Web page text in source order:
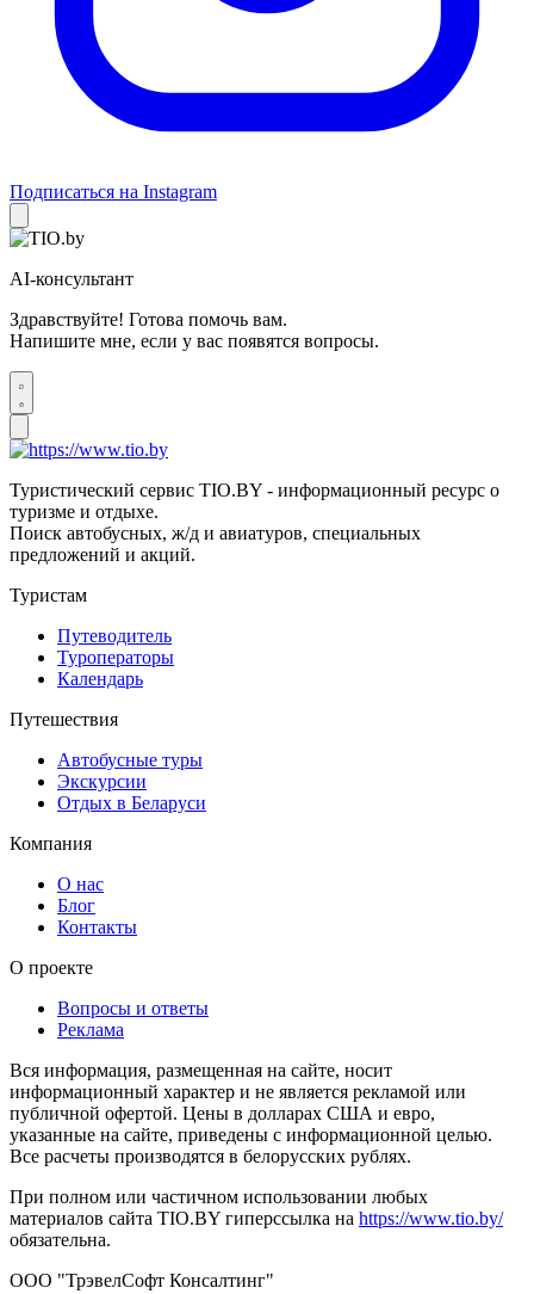
Подписаться на Instagram
AI-консультант
Здравствуйте! Готова помочь вам.
Напишите мне, если у вас появятся вопросы.
Туристический сервис TIO.BY - информационный ресурс о
туризме и отдыхе.
Поиск автобусных, ж/д и авиатуров, специальных
предложений и акций.
Туристам
Путеводитель
Туроператоры
Календарь
Путешествия
Автобусные туры
Экскурсии
Отдых в Беларуси
Компания
О нас
Блог
Контакты
О проекте
Вопросы и ответы
Реклама
Вся информация, размещенная на сайте, носит
информационный характер и не является рекламой или
публичной офертой. Цены в долларах США и евро,
указанные на сайте, приведены с информационной целью.
Все расчеты производятся в белорусских рублях.
При полном или частичном использовании любых
материалов сайта TIO.BY гиперссылка на https://www.tio.by/
обязательна.
ООО "ТрэвелСофт Консалтинг"